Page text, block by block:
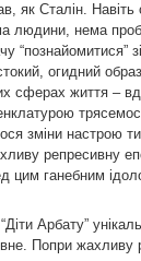
як Сталін. Навіть
людини, нема
“познайомитися”
огидний
сферах життя –
зміни настрою
репресивну
цим ганебним
Арбату”
Попри жахливу